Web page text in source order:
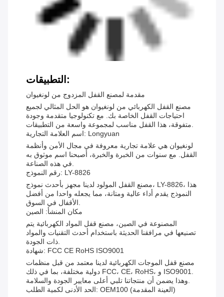
التطبيقات:
مقدمة لمصنع القفل المزدوج من لونغيوان
مصنع القفل الكهربائي من لونغيوان هو الحل المثالي لجميع
احتياجات القفل الخاصة بك. مع تكنولوجيا متقدمة وجودة
متفوقة، هذا القفل مناسب لمجموعة واسعة من التطبيقات.
اسم العلامة التجارية: Longyuan
لونغيوان هي علامة تجارية معروفة في مجال الأمن وأنظمة
القفل. مع سنوات من الخبرة والخبرة، أصبحنا اسم موثوق به
في هذه الصناعة.
رقم النموذج: LY-8826
مصنع القفل المولود لدينا مجهز بأحدث نموذج، LY-8826، هذا
النموذج يقدم أداء عالية ومتانة، مما يجعله واحدا من أفضل
الأقفال في السوق.
مكان المنشأ: الصين
المصنوعة في الصين، مصنع قفل المواد الكهربائية يتم
تصنيعها في مرافقنا الحديثة باستخدام أحدث التقنيات والمواد
ذات الجودة.
شهادة: FCC CE RoHS ISO9001
مصنع قفل الموجات الكهربائية لدينا معتمد من قبل منظمات
دولية مختلفة، بما في ذلك FCC، CE، RoHS، و ISO9001.
وهذا يضمن أن منتجاتنا تلبي أعلى معايير الجودة والسلامة.
الحد الأدنى لكمية الطلب: OEM100 (العينة المقدمة)